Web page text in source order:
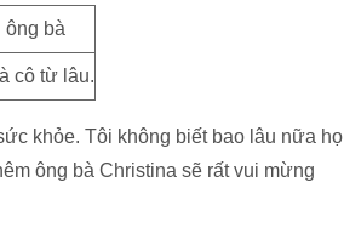
cô từ lâu.
khỏe. Tôi không biết bao lâu nữa họ
ông bà Christina sẽ rất vui mừng